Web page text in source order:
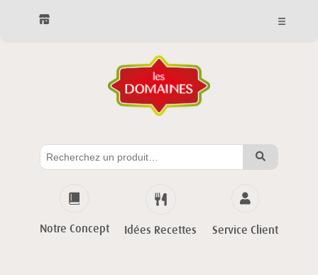
Notre Concept Idées Recettes Service Client